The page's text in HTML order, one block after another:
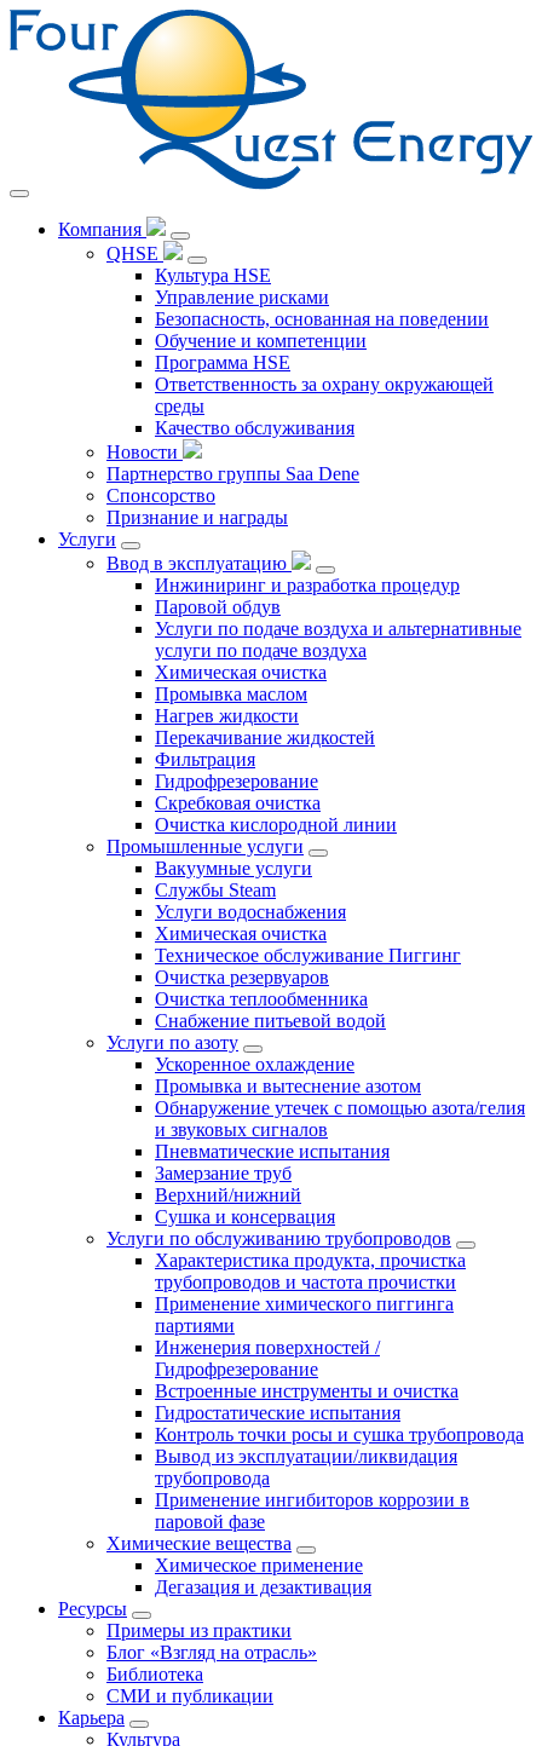
Перейти
Компания
QHSE
Культура HSE
Управление рисками
Безопасность, основанная на поведении
Обучение и компетенции
Программа HSE
Ответственность за охрану окружающей
среды
Качество обслуживания
Новости
Партнерство группы Saa Dene
Спонсорство
Признание и награды
Услуги
Ввод в эксплуатацию
Инжиниринг и разработка процедур
Паровой обдув
Услуги по подаче воздуха и альтернативные
услуги по подаче воздуха
Химическая очистка
Промывка маслом
Нагрев жидкости
Перекачивание жидкостей
Фильтрация
Гидрофрезерование
Скребковая очистка
Очистка кислородной линии
Промышленные услуги
Вакуумные услуги
Службы Steam
Услуги водоснабжения
Химическая очистка
Техническое обслуживание Пиггинг
Очистка резервуаров
Очистка теплообменника
Снабжение питьевой водой
Услуги по азоту
Ускоренное охлаждение
Промывка и вытеснение азотом
Обнаружение утечек с помощью азота/гелия
и звуковых сигналов
Пневматические испытания
Замерзание труб
Верхний/нижний
Сушка и консервация
Услуги по обслуживанию трубопроводов
Характеристика продукта, прочистка
трубопроводов и частота прочистки
Применение химического пиггинга
партиями
Инженерия поверхностей /
Гидрофрезерование
Встроенные инструменты и очистка
Гидростатические испытания
Контроль точки росы и сушка трубопровода
Вывод из эксплуатации/ликвидация
трубопровода
Применение ингибиторов коррозии в
паровой фазе
Химические вещества
Химическое применение
Дегазация и дезактивация
Ресурсы
Примеры из практики
Блог «Взгляд на отрасль»
Библиотека
СМИ и публикации
Карьера
Культура